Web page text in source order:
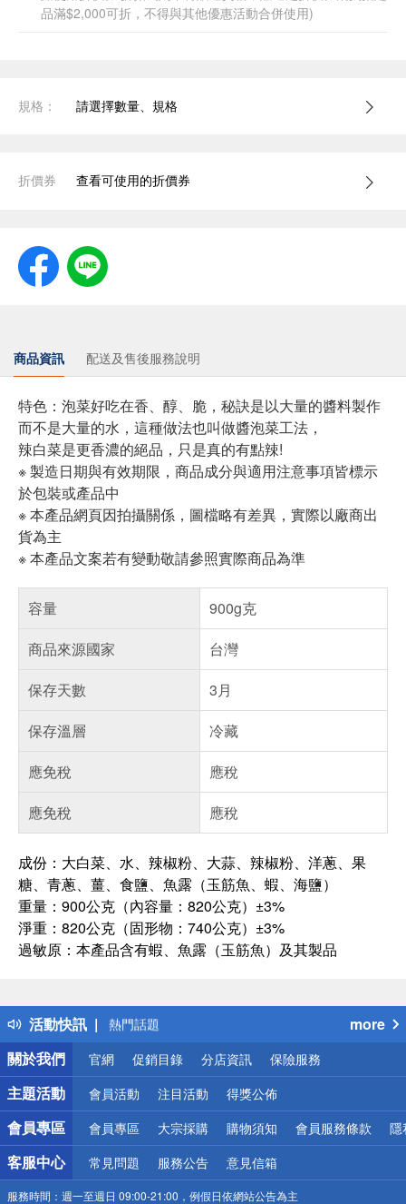
品滿$2,000可折，不得與其他優惠活動合併使用)
規格： 請選擇數量、規格
折價券 查看可使用的折價券
商品資訊 配送及售後服務說明
特色：泡菜好吃在香、醇、脆，秘訣是以大量的醬料製作
而不是大量的水，這種做法也叫做醬泡菜工法，
辣白菜是更香濃的絕品，只是真的有點辣!
※ 製造日期與有效期限，商品成分與適用注意事項皆標示
於包裝或產品中
※ 本產品網頁因拍攝關係，圖檔略有差異，實際以廠商出
貨為主
※ 本產品文案若有變動敬請參照實際商品為準
容量
900g克
商品來源國家
台灣
保存天數
3月
保存溫層
冷藏
應免稅
應稅
應免稅
應稅
成份：大白菜、水、辣椒粉、大蒜、辣椒粉、洋蔥、果
糖、青蔥、薑、食鹽、魚露（玉筋魚、蝦、海鹽）
重量：900公克（內容量：820公克）±3%
淨重：820公克（固形物：740公克）±3%
過敏原：本產品含有蝦、魚露（玉筋魚）及其製品
活動快訊
得獎公告
熱門話題
銀行優惠
偏遠地區配送
詐騙網頁！請小心！
more
關於我們
官網 促銷目錄 分店資訊 保險服務
主題活動 會員活動 注目活動 得獎公佈
會員專區 會員專區 大宗採購 購物須知 會員服務條款 隱
客服中心 常見問題 服務公告 意見信箱
服務時間： 週一至週日 09:00-21:00，例假日依網站公告為主